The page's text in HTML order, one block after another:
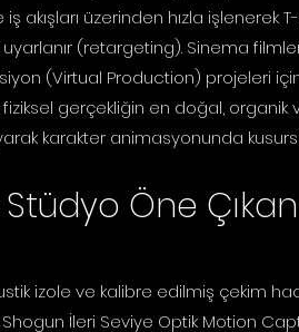
akışları üzerinden hızla işlenerek
(retargeting). Sinema
(Virtual Production) projeleri
gerçekliğin en doğal, organik
karakter animasyonunda
Öne Çıkan
izole ve kalibre edilmiş çekim
İleri Seviye Optik Motion